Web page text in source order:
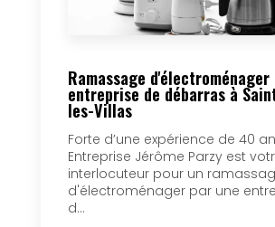
Ramassage
entreprise de débarras à
les-Villas
Forte d’une expérience de 40
Entreprise Jérôme Parzy est
interlocuteur pour un
d'électroménager par une
d...